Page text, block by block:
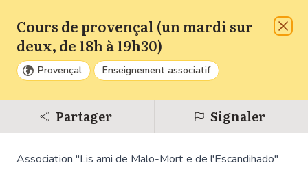
Liste A venir
Cours de provençal (un mardi sur
deux, de 18h à 19h30)
Provençal Enseignement associatif
Partager Signaler
Association "Lis ami de Malo-Mort e de l'Escandihado"